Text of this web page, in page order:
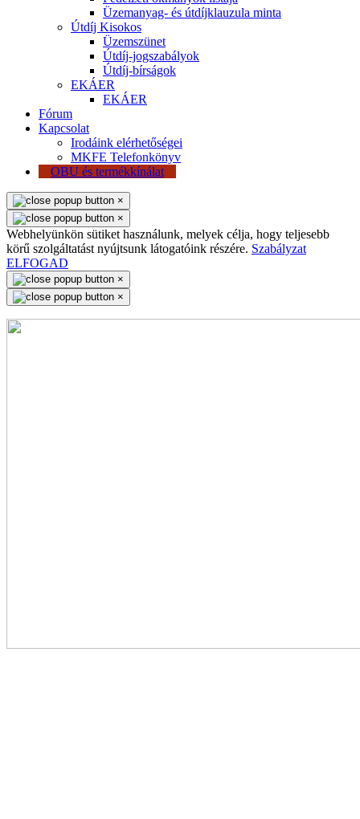
Üzemanyag- és útdíjklauzula minta
Útdíj Kisokos
Üzemszünet
Útdíj-jogszabályok
Útdíj-bírságok
EKÁER
EKÁER
Fórum
Kapcsolat
Irodáink elérhetőségei
MKFE Telefonkönyv
OBU és termékkínálat
×
×
Webhelyünkön sütiket használunk, melyek célja, hogy teljesebb
körű szolgáltatást nyújtsunk látogatóink részére. Szabályzat
ELFOGAD
×
×